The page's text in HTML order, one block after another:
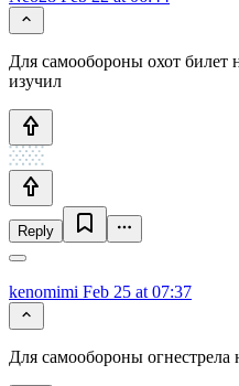
Для самообороны охот билет
изучил
Reply
kenomimi Feb 25 at 07:37
Для самообороны огнестрела